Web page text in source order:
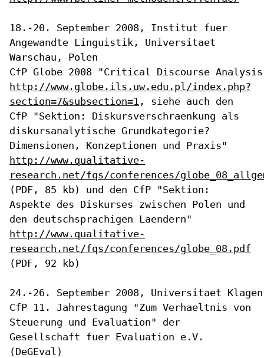
18.-20. September 2008, Institut fuer
Angewandte Linguistik, Universitaet
Warschau, Polen
http://www.globe.ils.uw.edu.pl/index.php?
section=7&subsection=1 , siehe auch den
CfP "Sektion: Diskursverschraenkung als
diskursanalytische Grundkategorie?
Dimensionen, Konzeptionen und Praxis"
http://www.qualitative-
research.net/fqs/conferences/
(PDF, 85 kb) und den CfP "Sektion:
Aspekte des Diskurses zwischen Polen und
den deutschsprachigen Laendern"
http://www.qualitative-
research.net/fqs/conferences/globe_08.pdf
(PDF, 92 kb)
CfP 11. Jahrestagung "Zum Verhaeltnis von
Steuerung und Evaluation" der
Gesellschaft fuer Evaluation e.V.
(DeGEval)